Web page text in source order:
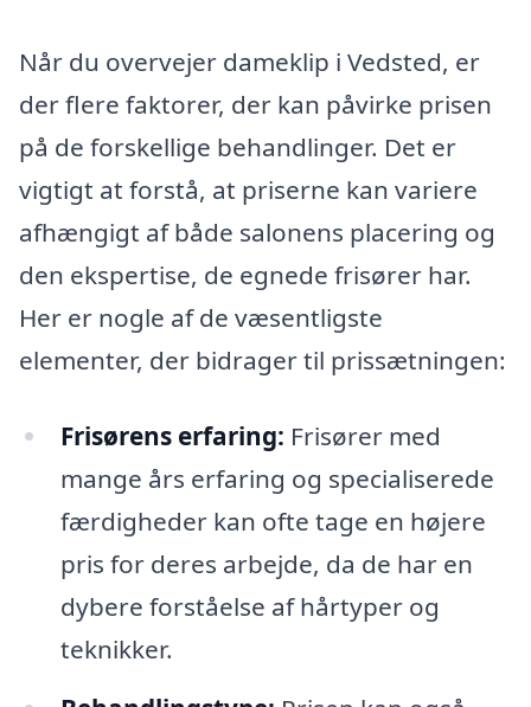
Når du overvejer dameklip i Vedsted, er
der flere faktorer, der kan påvirke prisen
på de forskellige behandlinger. Det er
vigtigt at forstå, at priserne kan variere
afhængigt af både salonens placering og
den ekspertise, de egnede frisører har.
Her er nogle af de væsentligste
elementer, der bidrager til prissætningen:
Frisørens erfaring: Frisører med
mange års erfaring og specialiserede
færdigheder kan ofte tage en højere
pris for deres arbejde, da de har en
dybere forståelse af hårtyper og
teknikker.